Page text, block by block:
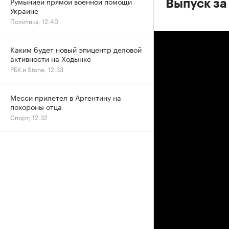
Выпуск
Украине
Политика, 12:40
Каким будет новый эпицентр деловой
активности на Ходынке
РБК и Stone, 12:33
Месси прилетел в Аргентину на
похороны отца
Спорт, 12:32